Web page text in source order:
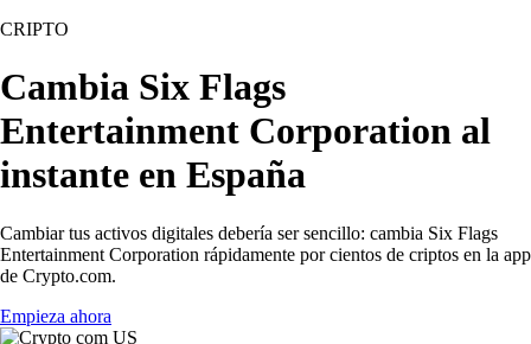
CRIPTO
Cambia Six Flags
Entertainment Corporation al
instante en España
Cambiar tus activos digitales debería ser sencillo: cambia Six Flags
Entertainment Corporation rápidamente por cientos de criptos en la app
de Crypto.com.
Empieza ahora